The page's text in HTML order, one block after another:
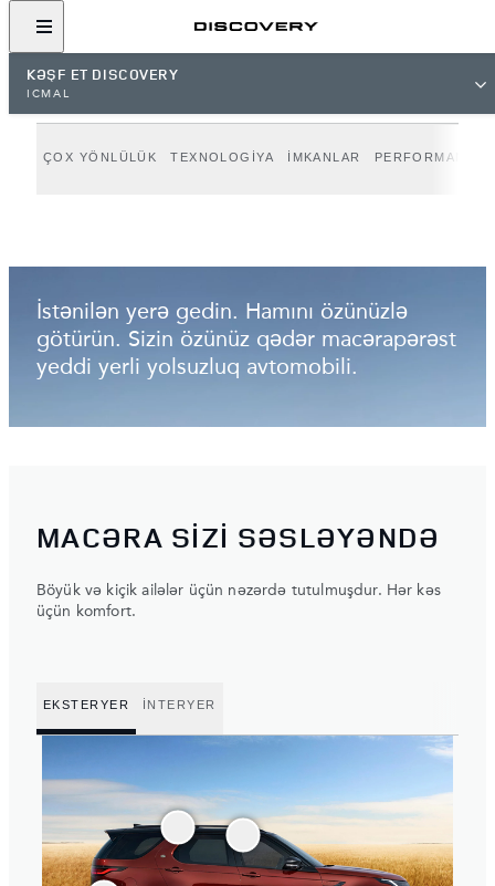
KƏŞF ET DISCOVERY
İCMAL
ÇOX YÖNLÜLÜK TEXNOLOGİYA İMKANLAR PERFORMANS
İstənilən yerə gedin. Hamını özünüzlə
götürün. Sizin özünüz qədər macərapərəst
yeddi yerli yolsuzluq avtomobili.
MACƏRA SİZİ SƏSLƏYƏNDƏ
Böyük və kiçik ailələr üçün nəzərdə tutulmuşdur. Hər kəs
üçün komfort.
EKSTERYER İNTERYER